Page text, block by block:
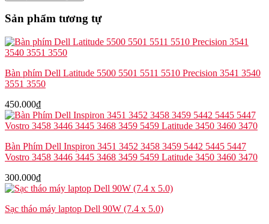
Sản phẩm tương tự
Bàn phím Dell Latitude 5500 5501 5511 5510 Precision 3541 3540
3551 3550
450.000₫
Bàn Phím Dell Inspiron 3451 3452 3458 3459 5442 5445 5447
Vostro 3458 3446 3445 3468 3459 5459 Latitude 3450 3460 3470
300.000₫
Sạc tháo máy laptop Dell 90W (7.4 x 5.0)